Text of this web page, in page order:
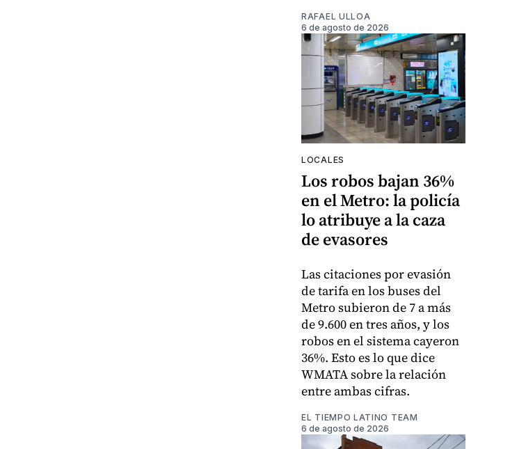
RAFAEL ULLOA
6 de agosto de 2026
LOCALES
Los robos bajan 36%
en el Metro: la policía
lo atribuye a la caza
de evasores
Las citaciones por evasión
de tarifa en los buses del
Metro subieron de 7 a más
de 9.600 en tres años, y los
robos en el sistema cayeron
36%. Esto es lo que dice
WMATA sobre la relación
entre ambas cifras.
EL TIEMPO LATINO TEAM
6 de agosto de 2026